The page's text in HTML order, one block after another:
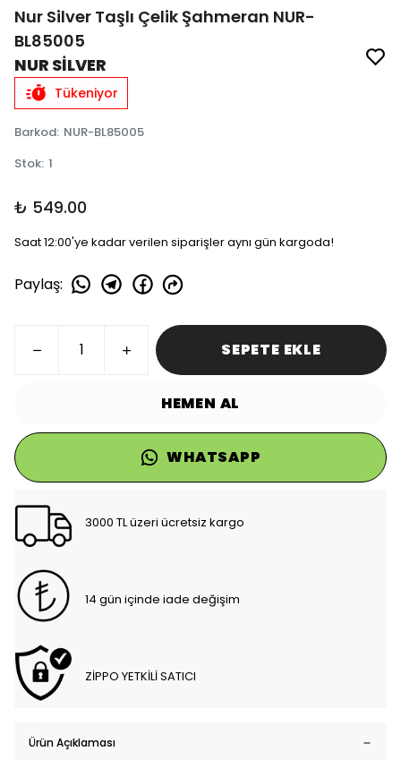
Nur Silver Taşlı Çelik Şahmeran NUR-
BL85005
NUR SİLVER
Tükeniyor
Barkod: NUR-BL85005
Stok: 1
₺ 549.00
Saat 12:00'ye kadar verilen siparişler aynı gün kargoda!
Paylaş:
SEPETE EKLE
HEMEN AL
WHATSAPP
3000 TL üzeri ücretsiz kargo
14 gün içinde iade değişim
ZİPPO YETKİLİ SATICI
Ürün Açıklaması